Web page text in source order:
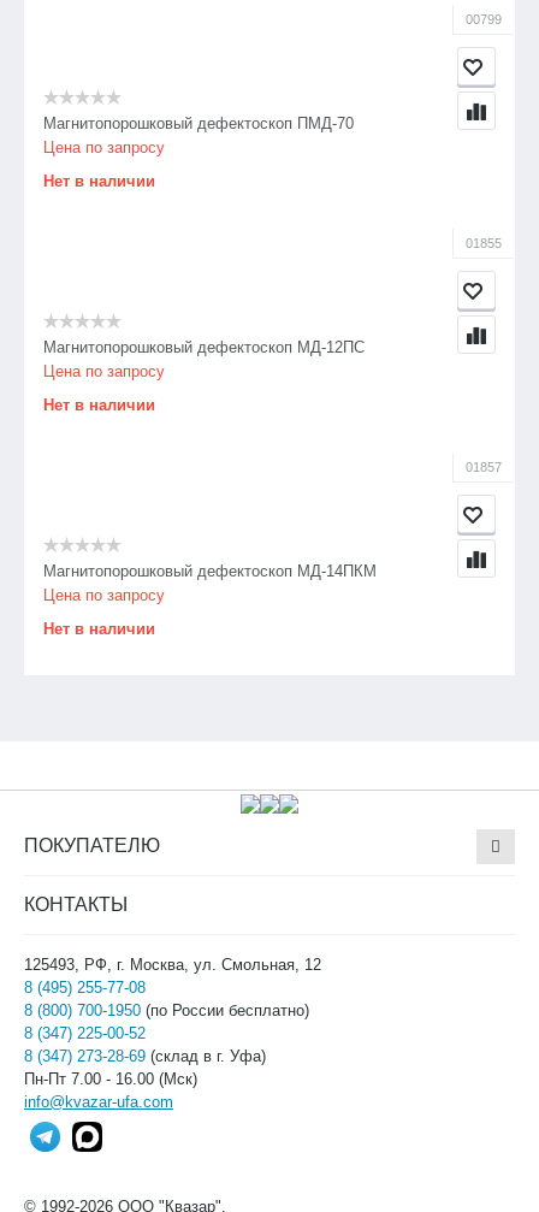
00799
Магнитопорошковый дефектоскоп ПМД-70
Цена по запросу
Нет в наличии
01855
Магнитопорошковый дефектоскоп МД-12ПС
Цена по запросу
Нет в наличии
01857
Магнитопорошковый дефектоскоп МД-14ПКМ
Цена по запросу
Нет в наличии
ПОКУПАТЕЛЮ
КОНТАКТЫ
125493, РФ, г. Москва, ул. Смольная, 12
8 (495) 255-77-08
8 (800) 700-1950 (по России бесплатно)
8 (347) 225-00-52
8 (347) 273-28-69 (склад в г. Уфа)
Пн-Пт 7.00 - 16.00 (Мск)
info@kvazar-ufa.com
© 1992-2026 ООО "Квазар".